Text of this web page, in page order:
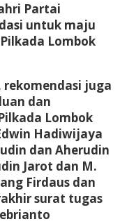
Partai
untuk maju
Lombok
rekomendasi juga
dan
Lombok
Hadiwijaya
dan Aherudin
Jarot dan M.
Firdaus dan
surat tugas